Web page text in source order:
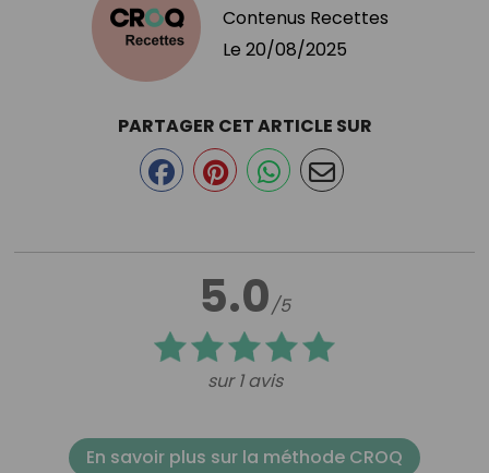
Contenus Recettes
Le 20/08/2025
5.0/5
sur 1 avis
PARTAGER CET ARTICLE SUR
En savoir plus sur la méthode CROQ